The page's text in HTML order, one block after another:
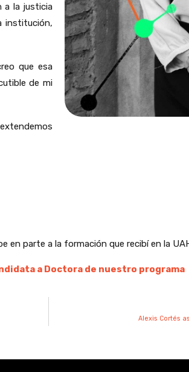
a la justicia
institución,
que esa
de mi
en parte a la formación que recibí en la
a Doctora de nuestro programa
Alexis Cortés